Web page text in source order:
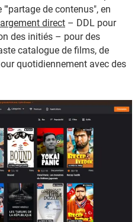
de contenus", en
direct – DDL pour
des initiés – pour des
catalogue de films, de
quotidiennement avec des